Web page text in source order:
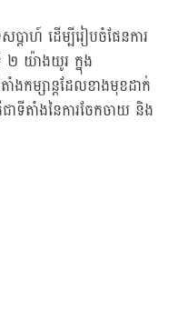
ដាហ៍ ដើម្បីរៀបចំផែនការ
២ យ៉ាងយូរ ក្នុង
កម្សាន្តដែលខាងមុខដាក់
ទីតាំងនៃការចែកចាយ និង